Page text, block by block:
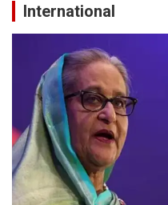
International